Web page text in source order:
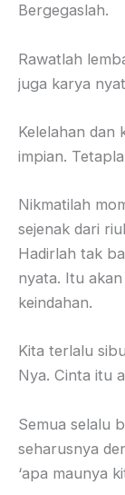
Bergegaslah.
Rawatlah
juga karya
Kelelahan dan
impian.
Nikmatilah
sejenak dari
Hadirlah tak
nyata. Itu
keindahan.
Kita terlalu
Nya. Cinta itu
Semua selalu
seharusnya
‘apa maunya